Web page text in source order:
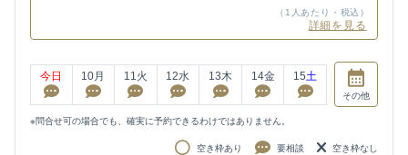
（1人あたり・税込）
詳細を見る
今日 10月 11火 12水 13木 14金 15土
その他
※問合せ可の場合でも、確実に予約できるわけではありません。
空き枠あり 要相談 空き枠なし